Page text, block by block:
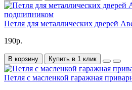
Петля для металлических дверей
190р.
В корзину Купить в 1 клик
Петля с масленкой гаражная